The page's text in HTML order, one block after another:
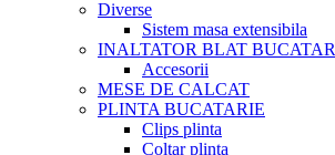
Diverse
Sistem masa extensibila
INALTATOR BLAT
Accesorii
MESE DE CALCAT
PLINTA BUCATARIE
Clips plinta
Coltar plinta